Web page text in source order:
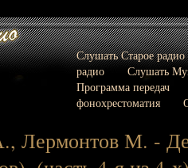
Слушать Старое радио
радио
Слушать
Программа передач
фонохрестоматия
Лермонтов М. -